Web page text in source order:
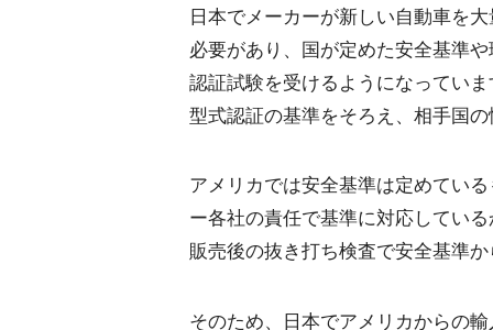
日本でメーカーが新しい自動車を
必要があり、国が定めた安全基準
認証試験を受けるようになってい
型式認証の基準をそろえ、相手国
アメリカでは安全基準は定めてい
ー各社の責任で基準に対応してい
販売後の抜き打ち検査で安全基準
そのため、日本でアメリカからの